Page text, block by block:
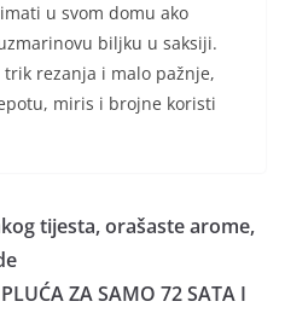
u svom domu ako
biljku u saksiji.
rezanja i malo pažnje,
miris i brojne koristi
tijesta, orašaste arome,
ZA SAMO 72 SATA I